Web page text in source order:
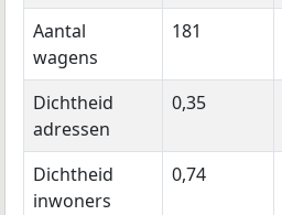
Aantal
wagens
181
Dichtheid
adressen
0,35
Dichtheid
inwoners
0,74